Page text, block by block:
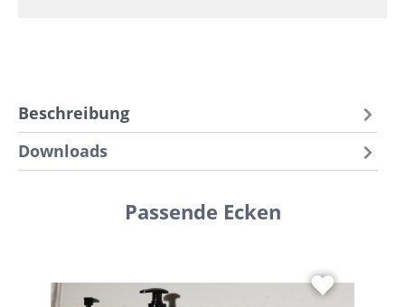
Beschreibung
Downloads
Passende Ecken